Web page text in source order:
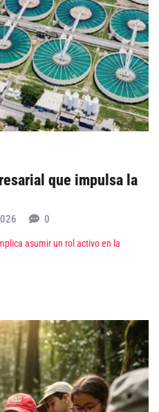
que impulsa la
0
asumir un rol activo en la